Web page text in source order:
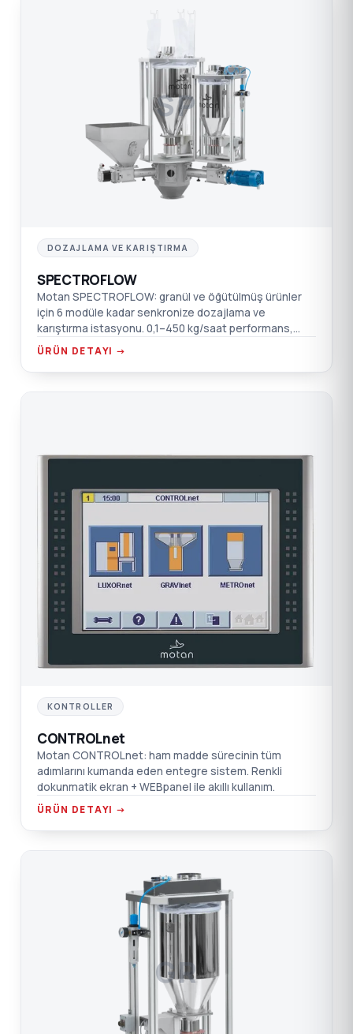
SP
DOZAJLAMA VE KARIŞTIRMA
SPECTROFLOW
Motan SPECTROFLOW: granül ve öğütülmüş ürünler
için 6 modüle kadar senkronize dozajlama ve
karıştırma istasyonu. 0,1–450 kg/saat performans,
GRAVIMASTER kumanda.
ÜRÜN DETAYI →
CO
KONTROLLER
CONTROLnet
Motan CONTROLnet: ham madde sürecinin tüm
adımlarını kumanda eden entegre sistem. Renkli
dokunmatik ekran + WEBpanel ile akıllı kullanım.
ÜRÜN DETAYI →
GR